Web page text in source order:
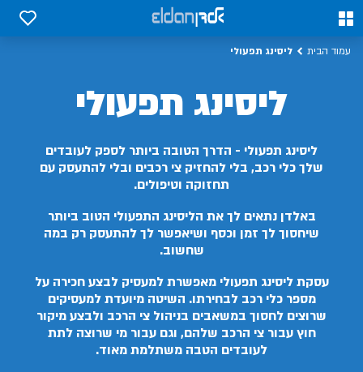
0
0
עמוד הבית ליסינג תפעולי
ליסינג תפעולי
ליסינג תפעולי - הדרך הטובה ביותר לספק לעובדים
שלך כלי רכב, בלי להחזיק צי רכבים ובלי להתעסק עם
תחזוקה וטיפולים.
באלדן נתאים לך את הליסינג התפעולי הטוב ביותר
שיחסוך לך זמן וכסף ושיאפשר לך להתעסק רק במה
שחשוב.
עסקת ליסינג תפעולי מאפשרת למעסיק לבצע חכירה על
מספר כלי רכב לבחירתו. השיטה מיועדת למעסיקים
שרוצים לחסוך במשאבים בניהול צי הרכב ולבצע מיקור
חוץ עבור צי הרכב שלהם, וגם עבור מי שרוצה לתת
לעובדים הטבה משתלמת מאוד.